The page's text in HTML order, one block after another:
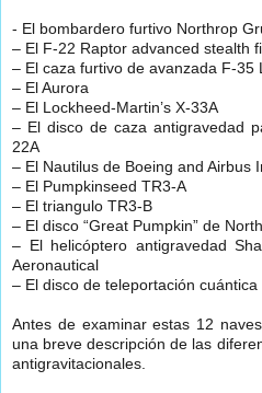
- El bombardero furtivo Northrop
– El F-22 Raptor advanced stealth
– El caza furtivo de avanzada F-35
– El Aurora
– El Lockheed-Martin’s X-33A
– El disco de caza antigravedad
22A
– El Nautilus de Boeing and Airbus
– El Pumpkinseed TR3-A
– El triangulo TR3-B
– El disco “Great Pumpkin” de
– El helicóptero antigravedad
Aeronautical
– El disco de teleportación cuántica
Antes de examinar estas 12
una breve descripción de las
antigravitacionales.